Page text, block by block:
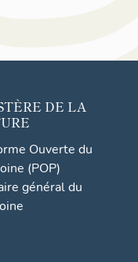
DE LA
Ouverte du
(POP)
général du